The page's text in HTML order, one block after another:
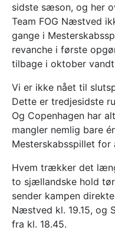
sidste sæson, og her
Team FOG Næstved
gange i
revanche i første
tilbage i oktober vandt
Vi er ikke nået til
Dette er tredjesidste
Og Copenhagen har
mangler nemlig bare
Mesterskabsspillet
Hvem trækker det
to sjællandske hold
sender kampen
Næstved kl. 19.15, og
fra kl. 18.45.